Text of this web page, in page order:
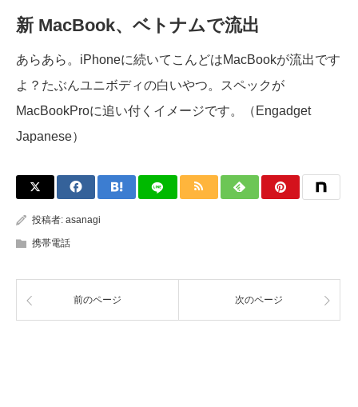
新 MacBook、ベトナムで流出
あらあら。iPhoneに続いてこんどはMacBookが流出です
よ？たぶんユニボディの白いやつ。スペックが
MacBookProに追い付くイメージです。（Engadget
Japanese）
投稿者: asanagi
携帯電話
前のページ 次のページ